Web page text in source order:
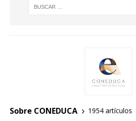
Sobre CONEDUCA
1954 artículos